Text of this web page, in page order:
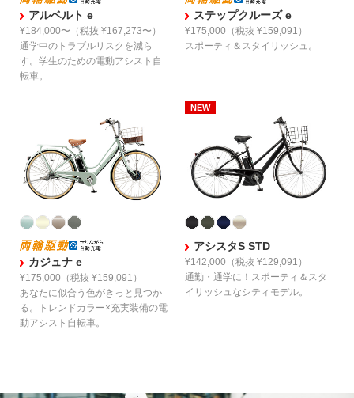
アルベルト e
¥184,000〜 （税抜 ¥167,273〜）
通学中のトラブルリスクを減ら
す。 学生のための電動アシスト自
転車。
ステップクルーズ e
¥175,000 （税抜 ¥159,091）
スポーティ＆スタイリッシュ。
カジュナ e
¥175,000 （税抜 ¥159,091）
あなたに似合う色がきっと見つか
る。
トレンドカラー×充実装備の電
動アシスト自転車。
アシスタS STD
¥142,000 （税抜 ¥129,091）
通勤・通学に！スポーティ＆スタ
イリッシュなシティモデル。